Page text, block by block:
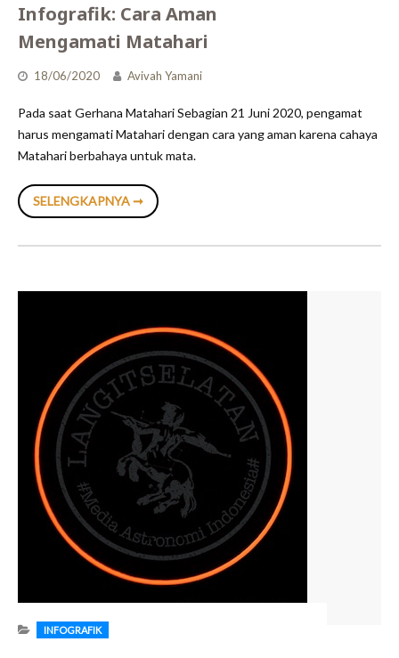
Infografik: Cara Aman
Mengamati Matahari
18/06/2020 Avivah Yamani
Pada saat Gerhana Matahari Sebagian 21 Juni 2020, pengamat
harus mengamati Matahari dengan cara yang aman karena cahaya
Matahari berbahaya untuk mata.
SELENGKAPNYA ➞INFOGRAFIK:
CARA
MATAHARI
INFOGRAFIK